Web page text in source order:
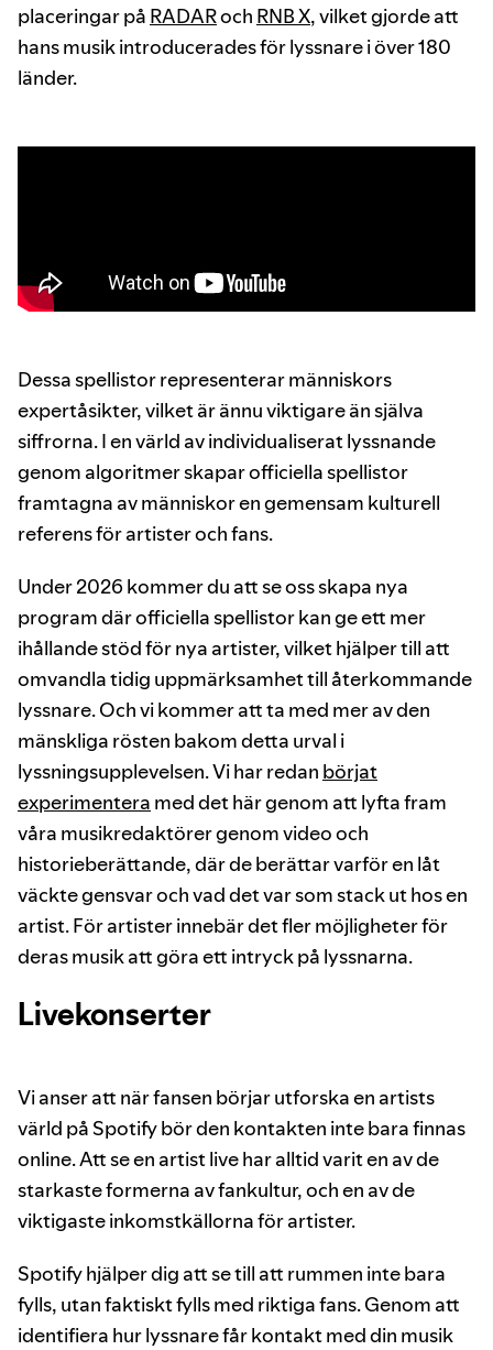
placeringar på RADARoch RNB X, vilket gjorde att
hans musik introducerades för lyssnare i över 180
länder.
Dessa spellistor representerar människors
expertåsikter, vilket är ännu viktigare än själva
siffrorna. I en värld av individualiserat lyssnande
genom algoritmer skapar officiella spellistor
framtagna av människor en gemensam kulturell
referens för artister och fans.
Under 2026 kommer du att se oss skapa nya
program där officiella spellistor kan ge ett mer
ihållande stöd för nya artister, vilket hjälper till att
omvandla tidig uppmärksamhet till återkommande
lyssnare. Och vi kommer att ta med mer av den
mänskliga rösten bakom detta urval i
lyssningsupplevelsen. Vi har redan börjat
experimentera med det här genom att lyfta fram
våra musikredaktörer genom video och
historieberättande, där de berättar varför en låt
väckte gensvar och vad det var som stack ut hos en
artist. För artister innebär det fler möjligheter för
deras musik att göra ett intryck på lyssnarna.
Livekonserter
Vi anser att när fansen börjar utforska en artists
värld på Spotify bör den kontakten inte bara finnas
online. Att se en artist live har alltid varit en av de
starkaste formerna av fankultur, och en av de
viktigaste inkomstkällorna för artister.
Spotify hjälper dig att se till att rummen inte bara
fylls, utan faktiskt fylls med riktiga fans. Genom att
identifiera hur lyssnare får kontakt med din musik